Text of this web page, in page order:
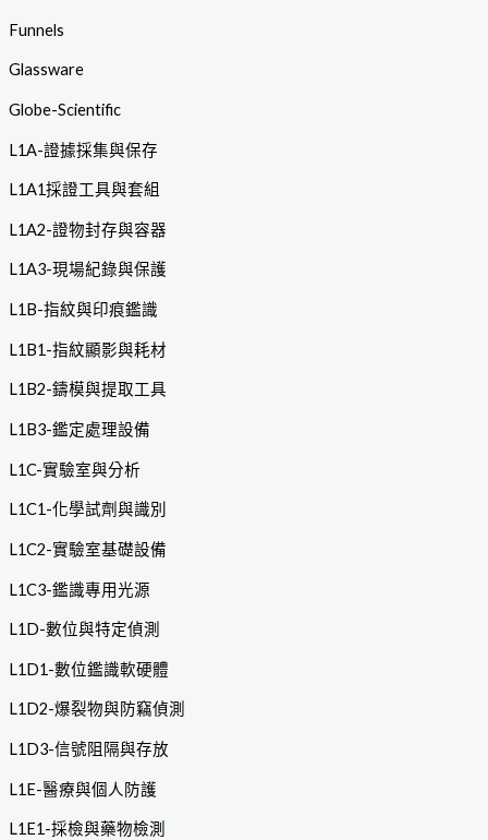
Funnels
Glassware
Globe-Scientific
L1A-證據採集與保存
L1A1採證工具與套組
L1A2-證物封存與容器
L1A3-現場紀錄與保護
L1B-指紋與印痕鑑識
L1B1-指紋顯影與耗材
L1B2-鑄模與提取工具
L1B3-鑑定處理設備
L1C-實驗室與分析
L1C1-化學試劑與識別
L1C2-實驗室基礎設備
L1C3-鑑識專用光源
L1D-數位與特定偵測
L1D1-數位鑑識軟硬體
L1D2-爆裂物與防竊偵測
L1D3-信號阻隔與存放
L1E-醫療與個人防護
L1E1-採檢與藥物檢測